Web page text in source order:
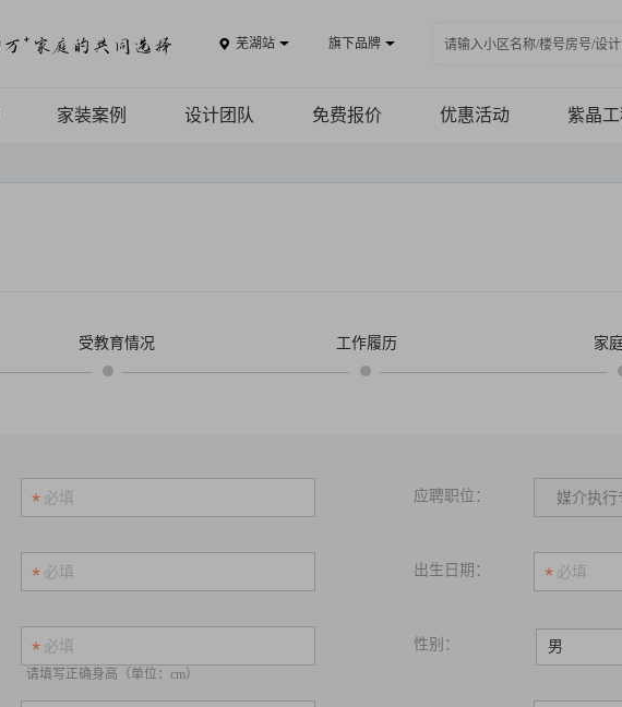
芜湖站 旗下品牌
家装案例 设计团队 免费报价 优惠活动 紫晶
受教育情况 工作履历 家
应聘职位：
出生日期：
请填写正确身高（单位：cm）
性别： 男